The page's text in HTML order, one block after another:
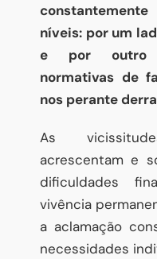
níveis: por um
e por outro
normativas de
nos perante
As
acrescentam e
dificuldades
vivência
a aclamação
necessidades